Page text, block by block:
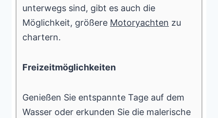
unterwegs sind, gibt es auch die
Möglichkeit, größere Motoryachten zu
chartern.
Freizeitmöglichkeiten
Genießen Sie entspannte Tage auf dem
Wasser oder erkunden Sie die malerische